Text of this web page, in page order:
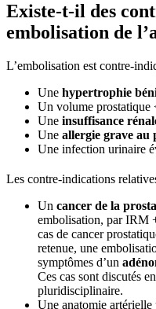
Existe-t-il des
embolisation de
L’embolisation est contre-
Une hypertrophie
Un volume prostatique
Une insuffisance
Une allergie grave au
Une infection urinaire
Les contre-indications
Un cancer de la
embolisation, par IRM
cas de cancer
retenue, une
symptômes d’un
Ces cas sont discutés
pluridisciplinaire.
Une anatomie